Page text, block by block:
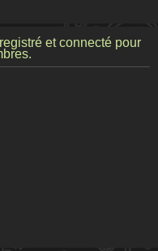
et connecté pour